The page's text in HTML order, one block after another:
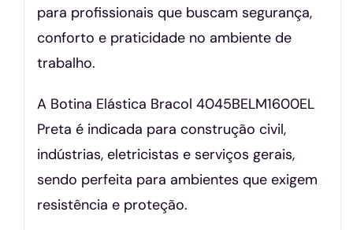
para profissionais que buscam segurança,
conforto e praticidade no ambiente de
trabalho.
A Botina Elástica Bracol 4045BELM1600EL
Preta é indicada para construção civil,
indústrias, eletricistas e serviços gerais,
sendo perfeita para ambientes que exigem
resistência e proteção.